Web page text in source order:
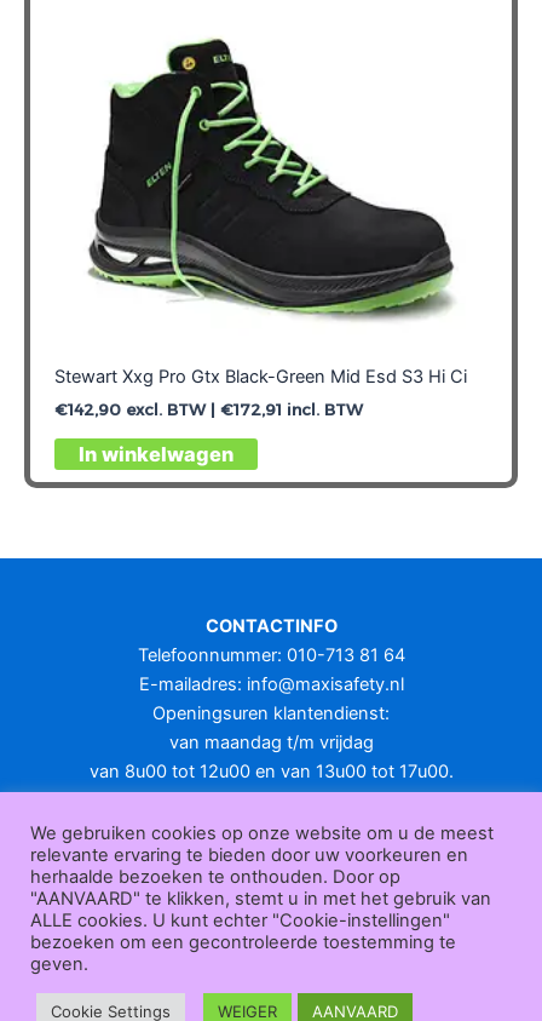
Stewart Xxg Pro Gtx Black-Green Mid Esd S3 Hi Ci
€142,90excl. BTW | €172,91 incl. BTW
In winkelwagen
Dit
product
variaties.
optie
gekozen
worden
op
productpagina
CONTACTINFO
Telefoonnummer: 010-713 81 64
E-mailadres: info@maxisafety.nl
Openingsuren klantendienst:
van maandag t/m vrijdag
van 8u00 tot 12u00 en van 13u00 tot 17u00.
KLANTENSERVICE
Over
ons|Bedrijfsgegevens| F.A.Q.|Bestelprocedure | Betaling
ending | Retourneren|Herroepingsrecht|Herroepingsfunctie
ederverkoop|Bedrukken|Contact
Algemene voorwaarden
Maxisafety.nl © 2026
We gebruiken cookies op onze website om u de meest
relevante ervaring te bieden door uw voorkeuren en
herhaalde bezoeken te onthouden. Door op
"AANVAARD" te klikken, stemt u in met het gebruik van
ALLE cookies. U kunt echter "Cookie-instellingen"
bezoeken om een gecontroleerde toestemming te
geven.
Cookie Settings WEIGER AANVAARD